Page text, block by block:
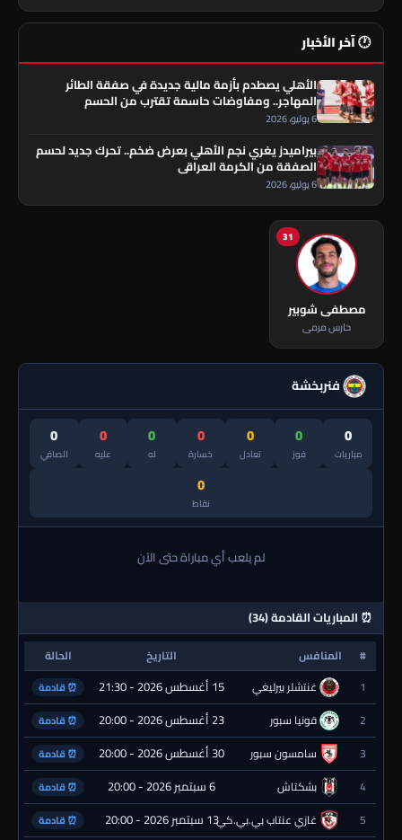
🕐 آخر الأخبار
الأهلي يصطدم بأزمة مالية جديدة في صفقة الطائر
المهاجر.. ومفاوضات حاسمة تقترب من الحسم
6 يوليو، 2026
بيراميدز يغري نجم الأهلي بعرض ضخم.. تحرك جديد لحسم
الصفقة من الكرمة العراقي
6 يوليو، 2026
31
مصطفى شوبير
حارس مرمى
فنربخشة
0
مباريات
0
فوز
0
تعادل
0
خسارة
0
له
0
عليه
0
الصافي
0
نقاط
لم يلعب أي مباراة حتى الآن
⏰ المباريات القادمة (34)
# المنافس التاريخ
الحالة
1
غنتشلر بيرليغي 15 أغسطس 2026 - 21:30 ⏰ قادمة
2 قونيا سبور 23 أغسطس 2026 - 20:00 ⏰ قادمة
3 سامسون سبور 30 أغسطس 2026 - 20:00 ⏰ قادمة
4 بشكتاش 6 سبتمبر 2026 - 20:00 ⏰ قادمة
5 غازي عنتاب بي.بي.كي.13 سبتمبر 2026 - 20:00 ⏰ قادمة